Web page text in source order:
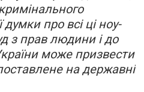
думки про всі ці ноу-
з прав людини і до
може призвести
на державні